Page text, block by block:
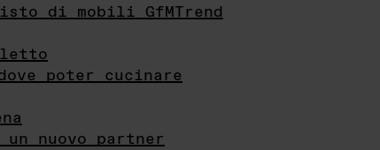
di mobili GfMTrend
letto
poter cucinare
un nuovo partner